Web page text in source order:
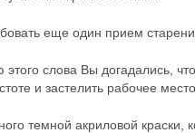
еще один прием
слова Вы догадались,
и застелить рабочее
темной акриловой краски,